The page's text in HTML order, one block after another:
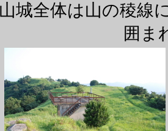
山城全体は山の稜線
囲ま